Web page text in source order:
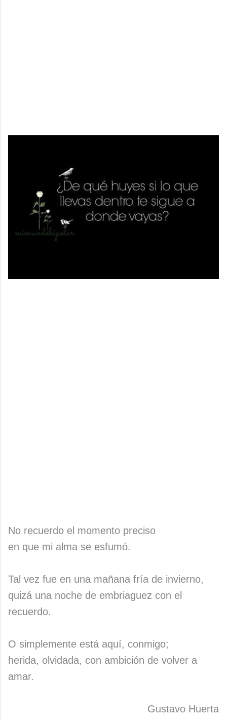
No recuerdo el momento preciso
en que mi alma se esfumó.
Tal vez fue en una mañana fría de invierno,
quizá una noche de embriaguez con el
recuerdo.
O simplemente está aquí, conmigo;
herida, olvidada, con ambición de volver a
amar.
Gustavo Huerta